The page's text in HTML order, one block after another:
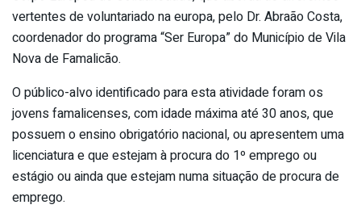
vertentes de voluntariado na europa, pelo Dr. Abraão Costa,
coordenador do programa “Ser Europa” do Município de Vila
Nova de Famalicão.
O público-alvo identificado para esta atividade foram os
jovens famalicenses, com idade máxima até 30 anos, que
possuem o ensino obrigatório nacional, ou apresentem uma
licenciatura e que estejam à procura do 1º emprego ou
estágio ou ainda que estejam numa situação de procura de
emprego.